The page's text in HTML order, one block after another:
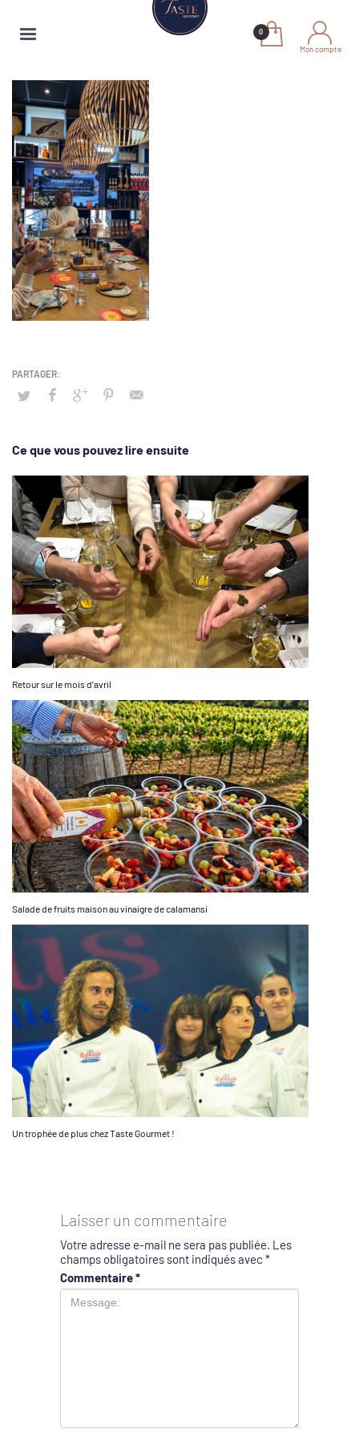
Mon compte
Ce que vous pouvez lire ensuite
Retour sur le mois d’avril
Salade de fruits maison au vinaigre de calamansi
Un trophée de plus chez Taste Gourmet !
Laisser un commentaire
Votre adresse e-mail ne sera pas publiée. Les
champs obligatoires sont indiqués avec *
Commentaire*